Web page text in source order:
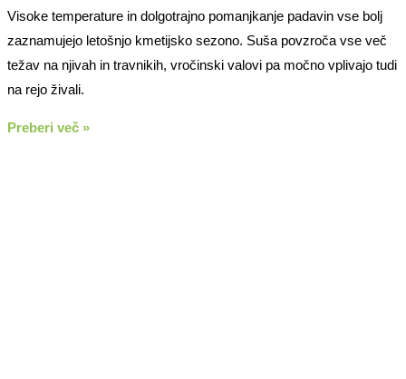
Visoke temperature in dolgotrajno pomanjkanje padavin vse bolj
zaznamujejo letošnjo kmetijsko sezono. Suša povzroča vse več
težav na njivah in travnikih, vročinski valovi pa močno vplivajo tudi
na rejo živali.
Preberi več »